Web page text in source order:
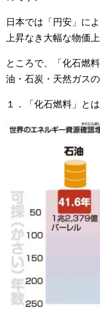
日本では「円安」に
上昇なき大幅な物価
ところで、「化石燃
油・石炭・天然ガス
１．「化石燃料」とは